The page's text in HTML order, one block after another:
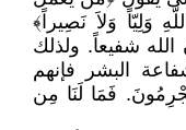
وَلِيّاً وَلاَ نَصِيراً﴾
الله شفيعاً. ولذلك
البشر فإنهم
فَمَا لَنَا مِن